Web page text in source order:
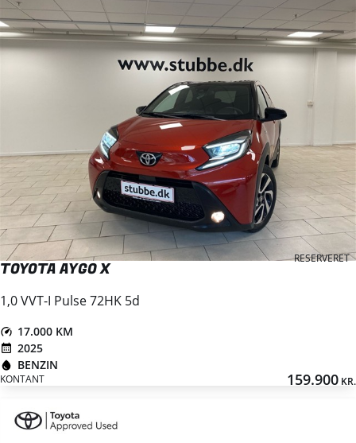
RESERVERET
TOYOTA AYGO X
1,0 VVT-I Pulse 72HK 5d
17.000 KM
2025
BENZIN
KONTANT 159.900 KR.